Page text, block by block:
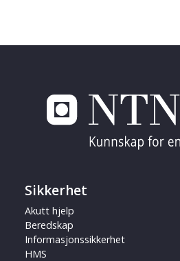
Sikkerhet
Akutt hjelp
Beredskap
Informasjonssikkerhet
HMS